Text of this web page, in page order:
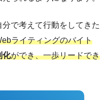
で考えて行動をしてきた
ライティングのバイト
化ができ、一歩リードでき